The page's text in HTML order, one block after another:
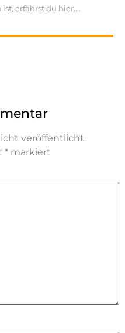
erfährst du hier.
veröffentlicht.
* markiert